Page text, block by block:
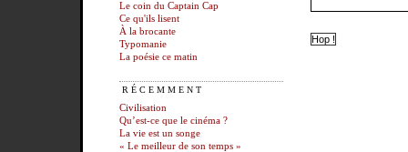
Le coin du Captain Cap
Ce qu'ils lisent
À la brocante
Typomanie
La poésie ce matin
RÉCEMMENT
Civilisation
Qu’est-ce que le cinéma ?
La vie est un songe
« Le meilleur de son temps »